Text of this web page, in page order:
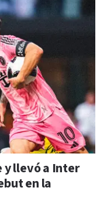
y llevó a Inter
en la